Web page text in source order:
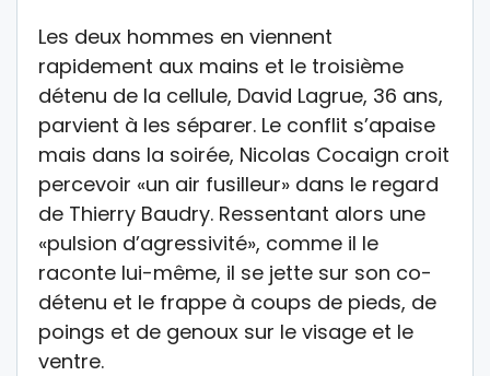
Les deux hommes en viennent
rapidement aux mains et le troisième
détenu de la cellule, David Lagrue, 36 ans,
parvient à les séparer. Le conflit s’apaise
mais dans la soirée, Nicolas Cocaign croit
percevoir «un air fusilleur» dans le regard
de Thierry Baudry. Ressentant alors une
«pulsion d’agressivité», comme il le
raconte lui-même, il se jette sur son co-
détenu et le frappe à coups de pieds, de
poings et de genoux sur le visage et le
ventre.